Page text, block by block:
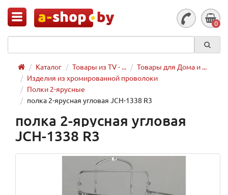
0
Каталог Товары из TV - ...
Товары для Дома и ...
Изделия из хромированной проволоки
Полки 2-ярусные
полка 2-ярусная угловая JCH-1338 R3
полка 2-ярусная угловая
JCH-1338 R3